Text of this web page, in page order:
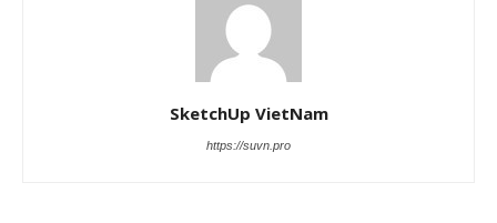
SketchUp VietNam
https://suvn.pro